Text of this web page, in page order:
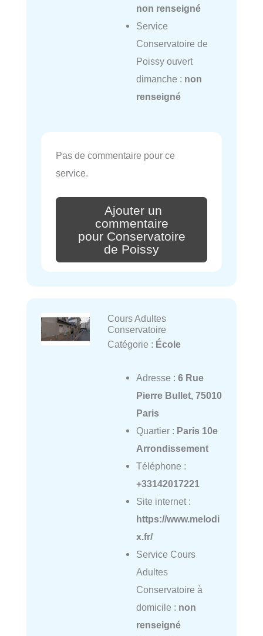
non renseigné
Service
Conservatoire de
Poissy ouvert
dimanche : non
renseigné
Pas de commentaire pour ce
service.
Ajouter un
commentaire
pour Conservatoire
de Poissy
Cours Adultes
Conservatoire
Catégorie : École
Adresse : 6 Rue
Pierre Bullet, 75010
Paris
Quartier : Paris 10e
Arrondissement
Téléphone :
+33142017221
Site internet :
https://www.melodi
x.fr/
Service Cours
Adultes
Conservatoire à
domicile : non
renseigné